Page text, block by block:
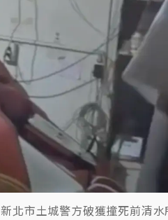
新北市土城警方破獲撞死前清